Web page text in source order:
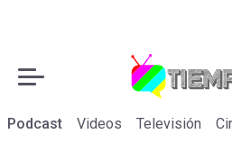
Podcast Videos Televisión